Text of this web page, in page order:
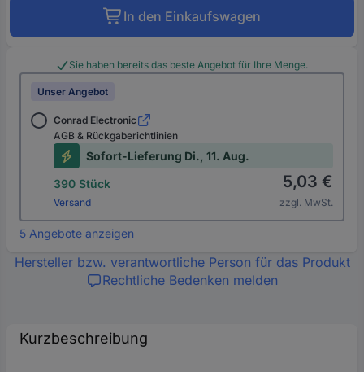
In den Einkaufswagen
Sie haben bereits das beste Angebot für Ihre Menge.
Unser Angebot
Conrad Electronic
AGB & Rückgaberichtlinien
Sofort-Lieferung Di., 11. Aug.
390 Stück
Versand
5,03 €
zzgl. MwSt.
5 Angebote anzeigen
Hersteller bzw. verantwortliche Person für das Produkt
Rechtliche Bedenken melden
Kurzbeschreibung